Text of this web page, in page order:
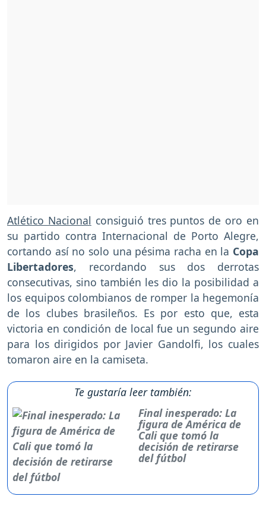
Atlético Nacional consiguió tres puntos de oro en
su partido contra Internacional de Porto Alegre,
cortando así no solo una pésima racha en la Copa
Libertadores, recordando sus dos derrotas
consecutivas, sino también les dio la posibilidad a
los equipos colombianos de romper la hegemonía
de los clubes brasileños. Es por esto que, esta
victoria en condición de local fue un segundo aire
para los dirigidos por Javier Gandolfi, los cuales
tomaron aire en la camiseta.
Te gustaría leer también:
Final inesperado: La
figura de América de
Cali que tomó la
decisión de retirarse
del fútbol